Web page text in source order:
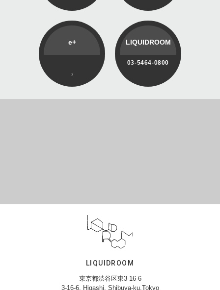
e+ LIQUIDROOM
03-5464-0800
LIQUIDROOM
東京都渋谷区東3-16-6
3-16-6, Higashi, Shibuya-ku,Tokyo